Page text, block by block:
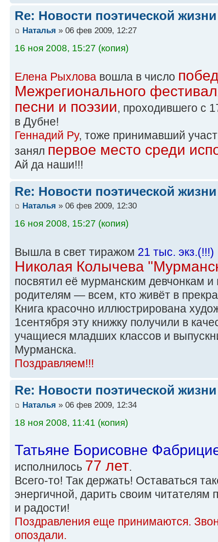
Re: Новости поэтической жизни
Наталья » 06 фев 2009, 12:27
16 ноя 2008, 15:27 (копия)
Елена Рыхлова вошла в число
Межрегионального
песни и поэзии, проходившего с
в Дубне!
Геннадий Ру, тоже принимавший
занял первое место среди
Ай да наши!!!
Re: Новости поэтической жизни
Наталья » 06 фев 2009, 12:30
16 ноя 2008, 15:27 (копия)
Вышла в свет тиражом 21 тыс. экз.(!!!)
Николая Колычева
посвятил её мурманским девчонкам
родителям — всем, кто живёт в
Книга красочно иллюстрирована
1сентября эту книжку получили в
учащиеся младших классов и
Мурманска.
Поздравляем!!!
Re: Новости поэтической жизни
Наталья » 06 фев 2009, 12:34
18 ноя 2008, 11:41 (копия)
Татьяне Борисовне
исполнилось 77 лет.
Всего-то! Так держать! Оставаться
энергичной, дарить своим читателям
и радости!
Поздравления еще принимаются.
опоздали.